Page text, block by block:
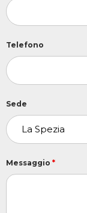
Telefono
Sede
Messaggio *